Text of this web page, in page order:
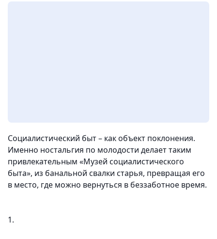
Социалистический быт – как объект поклонения.
Именно ностальгия по молодости делает таким
привлекательным «Музей социалистического
быта», из банальной свалки старья, превращая его
в место, где можно вернуться в беззаботное время.
1.